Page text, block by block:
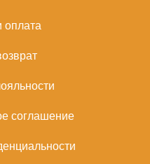
оплата
соглашение